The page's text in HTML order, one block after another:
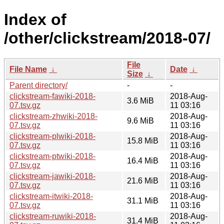
Index of
/other/clickstream/2018-07/
File Name ↓
File
Size ↓
Date ↓
Parent directory/
-
-
clickstream-fawiki-2018-
07.tsv.gz
3.6 MiB
2018-Aug-
11 03:16
clickstream-zhwiki-2018-
07.tsv.gz
9.6 MiB
2018-Aug-
11 03:16
clickstream-plwiki-2018-
07.tsv.gz
15.8 MiB
2018-Aug-
11 03:16
clickstream-ptwiki-2018-
07.tsv.gz
16.4 MiB
2018-Aug-
11 03:16
clickstream-jawiki-2018-
07.tsv.gz
21.6 MiB
2018-Aug-
11 03:16
clickstream-itwiki-2018-
07.tsv.gz
31.1 MiB
2018-Aug-
11 03:16
clickstream-ruwiki-2018-
31.4 MiB
2018-Aug-